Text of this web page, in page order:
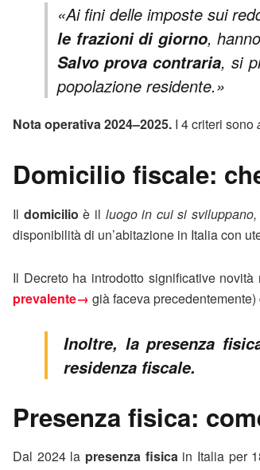
«Ai fini delle imposte sui
le frazioni di giorno,
Salvo prova contraria, si
popolazione residente.»
Nota operativa 2024–2025. I 4 criteri sono
Domicilio fiscale:
Il domicilio è il luogo in cui si
disponibilità di un’abitazione in Italia con
Il Decreto ha introdotto significative
prevalente→ già faceva
Inoltre, la presenza
residenza fiscale.
Presenza fisica:
Dal 2024 la presenza fisicain Italia per